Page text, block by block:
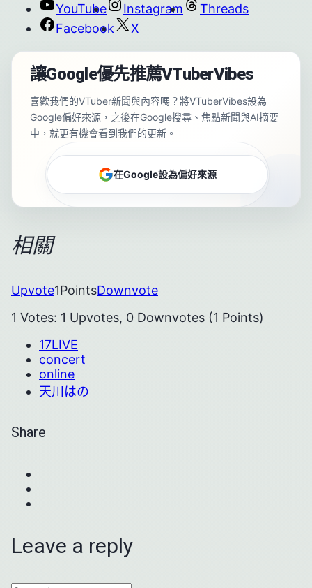
YouTube Instagram
Threads
Facebook
X
讓Google優先推薦VTuberVibes
喜歡我們的VTuber新聞與內容嗎？將VTuberVibes設為
Google偏好來源，之後在Google搜尋、焦點新聞與AI摘要
中，就更有機會看到我們的更新。
在Google設為偏好來源
相關
Upvote1PointsDownvote
1 Votes: 1 Upvotes, 0 Downvotes (1 Points)
17LIVE
concert
online
天川はの
Share
Leave a reply